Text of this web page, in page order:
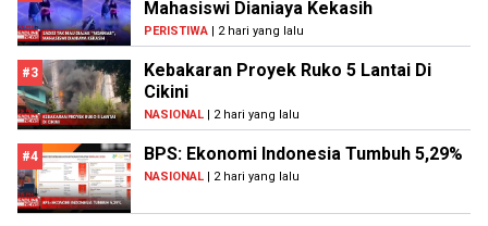
Mahasiswi Dianiaya Kekasih
PERISTIWA | 2 hari yang lalu
#3
Kebakaran Proyek Ruko 5 Lantai Di
Cikini
NASIONAL | 2 hari yang lalu
#4 BPS: Ekonomi Indonesia Tumbuh 5,29%
NASIONAL | 2 hari yang lalu